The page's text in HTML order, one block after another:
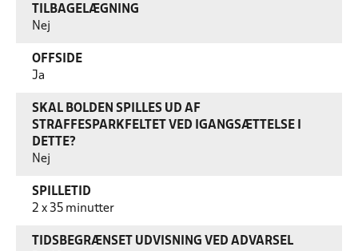
TILBAGELÆGNING
Nej
OFFSIDE
Ja
SKAL BOLDEN SPILLES UD AF
STRAFFESPARKFELTET VED IGANGSÆTTELSE I
DETTE?
Nej
SPILLETID
2 x 35 minutter
TIDSBEGRÆNSET UDVISNING VED ADVARSEL